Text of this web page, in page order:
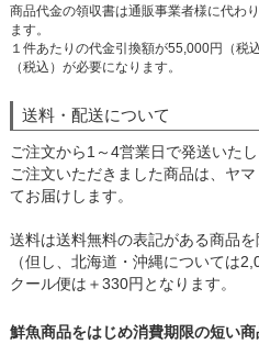
商品代金の領収書は通販事業者様に代わ
ます。
１件あたりの代金引換額が55,000円（税
（税込）が必要になります。
送料・配送について
ご注文から1～4営業日で発送いたし
ご注文いただきました商品は、ヤ
てお届けします。
送料は送料無料の表記がある商品を
（但し、北海道・沖縄については
クール便は＋330円となります。
鮮魚商品をはじめ消費期限の短い